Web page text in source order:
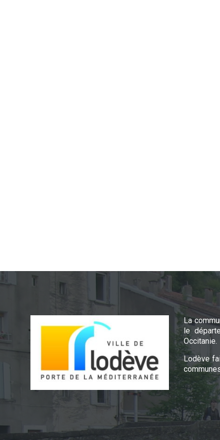
La
le
Occitanie.
Lodève